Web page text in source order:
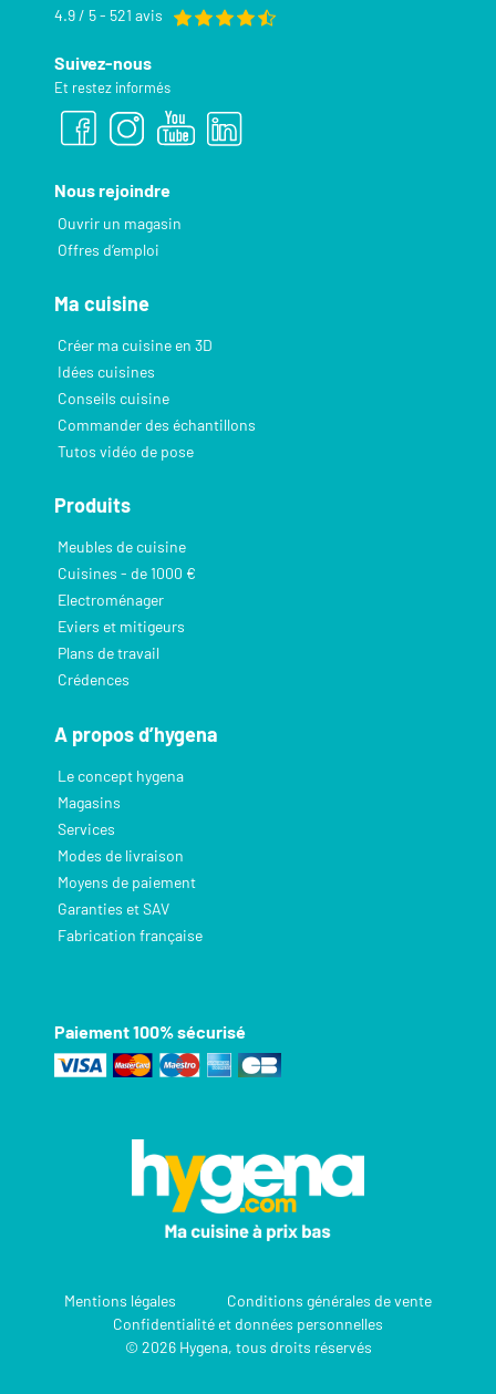
4.9 / 5 - 521 avis
Suivez-nous
Et restez informés
Nous rejoindre
Ouvrir un magasin
Offres d’emploi
Ma cuisine
Créer ma cuisine en 3D
Idées cuisines
Conseils cuisine
Commander des échantillons
Tutos vidéo de pose
Produits
Meubles de cuisine
Cuisines - de 1000 €
Electroménager
Eviers et mitigeurs
Plans de travail
Crédences
A propos d’hygena
Le concept hygena
Magasins
Services
Modes de livraison
Moyens de paiement
Garanties et SAV
Fabrication française
Paiement 100% sécurisé
Mentions légales
Conditions générales de vente
Confidentialité et données personnelles
© 2026 Hygena, tous droits réservés